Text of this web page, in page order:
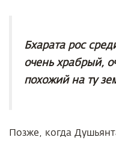
Бхарата рос
очень храбрый,
похожий на ту
Позже, когда